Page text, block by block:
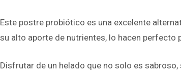
Este postre probiótico es una excelente
su alto aporte de nutrientes, lo hacen perfecto
Disfrutar de un helado que no solo es